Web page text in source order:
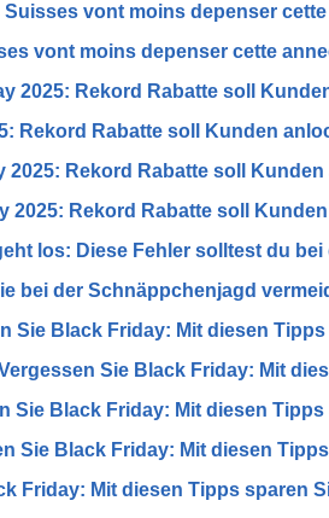
Suisses vont moins depenser
vont moins depenser cette
2025: Rekord Rabatte soll
Rekord Rabatte soll Kunden
2025: Rekord Rabatte soll
2025: Rekord Rabatte soll
los: Diese Fehler solltest du
bei der Schnäppchenjagd
Sie Black Friday: Mit diesen
Sie Black Friday: Mit
Sie Black Friday: Mit diesen
Sie Black Friday: Mit diesen
Friday: Mit diesen Tipps sparen